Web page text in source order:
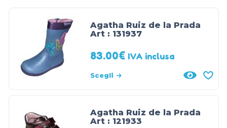
Agatha Ruiz de la Prada
Art : 131937
83.00€ IVA inclusa
Scegli
Agatha Ruiz de la Prada
Art : 121933